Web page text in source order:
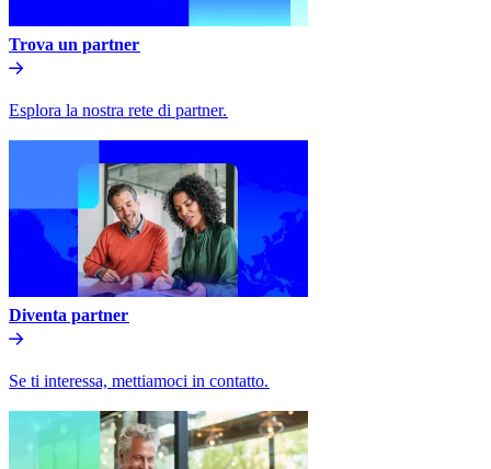
Trova un partner​​
Esplora la nostra rete di partner.​​
Diventa partner​​
Se ti interessa, mettiamoci in contatto.​​